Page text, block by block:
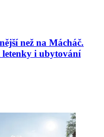
než na Mácháč.
i ubytování